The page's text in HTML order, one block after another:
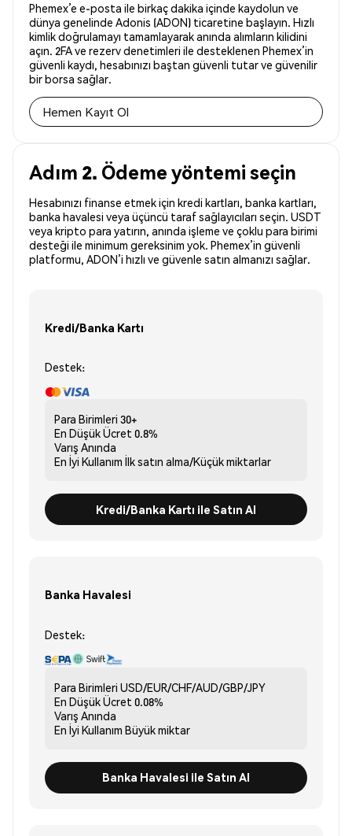
Phemex’e e-posta ile birkaç dakika içinde kaydolun ve
dünya genelinde Adonis (ADON) ticaretine başlayın. Hızlı
kimlik doğrulamayı tamamlayarak anında alımların kilidini
açın. 2FA ve rezerv denetimleri ile desteklenen Phemex’in
güvenli kaydı, hesabınızı baştan güvenli tutar ve güvenilir
bir borsa sağlar.
Hemen Kayıt Ol
Adım 2. Ödeme yöntemi seçin
Hesabınızı finanse etmek için kredi kartları, banka kartları,
banka havalesi veya üçüncü taraf sağlayıcıları seçin. USDT
veya kripto para yatırın, anında işleme ve çoklu para birimi
desteği ile minimum gereksinim yok. Phemex’in güvenli
platformu, ADON’i hızlı ve güvenle satın almanızı sağlar.
Kredi/Banka Kartı
Destek:
Para Birimleri 30+
En Düşük Ücret 0.8%
Varış Anında
En İyi Kullanım İlk satın alma/Küçük miktarlar
Kredi/Banka Kartı ile Satın Al
Banka Havalesi
Destek:
Para Birimleri USD/EUR/CHF/AUD/GBP/JPY
En Düşük Ücret 0.08%
Varış Anında
En İyi Kullanım Büyük miktar
Banka Havalesi ile Satın Al